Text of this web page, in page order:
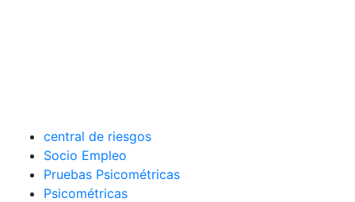
central de riesgos
Socio Empleo
Pruebas Psicométricas
Psicométricas